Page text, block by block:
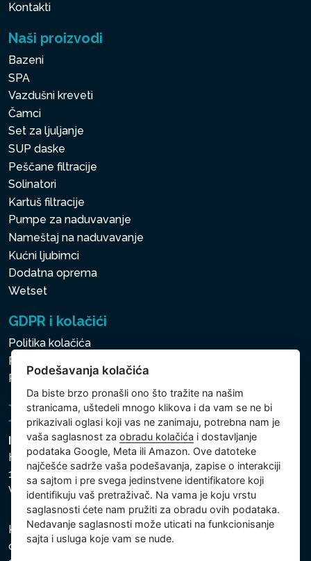
Kontakti
Naši proizvodi
Bazeni
SPA
Vazdušni kreveti
Čamci
Set za ljuljanje
SUP daske
Peščane filtracije
Solinatori
Kartuš filtracije
Pumpe za naduvavanje
Nameštaj na naduvavanje
Kućni ljubimci
Dodatna oprema
Wetset
GDPR i kolačići
Politika kolačića
Politika zaštite ličnih i drugih obrađivanih podataka
Politika kolačića
Intex Trading, s.r.o.
Hradecká 2526/3
130 00 Praha 3
Vinohrady - Česká republika
Kompanija je registrovana u Opštinskom sudu u Pragu,
odeljak C, uložak 74759, Identifikacioni broj kompanije:
Podešavanja kolačića
Da biste brzo pronašli ono što tražite na našim
stranicama, uštedeli mnogo klikova i da vam se ne bi
prikazivali oglasi koji vas ne zanimaju, potrebna nam je
vaša saglasnost zaobradu kolačića i dostavljanje
podataka Google, Meta ili Amazon. Ove datoteke
najčešće sadrže vaša podešavanja, zapise o interakciji
sa sajtom i pre svega jedinstvene identifikatore koji
identifikuju vaš pretraživač. Na vama je koju vrstu
saglasnosti ćete nam pružiti za obradu ovih podataka.
Nedavanje saglasnosti može uticati na funkcionisanje
sajta i usluga koje vam se nude.